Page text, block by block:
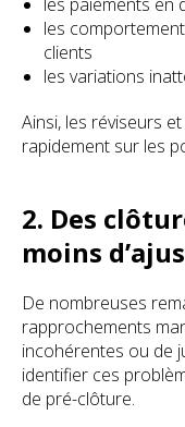
les
clients
les variations
Ainsi, les réviseurs
rapidement sur les
2. Des
moins
De nombreuses
rapprochements
incohérentes ou de
identifier ces
de pré-clôture.